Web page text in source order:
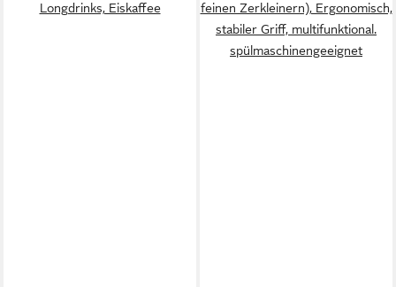
Longdrinks, Eiskaffee
feinen Zerkleinern), Ergonomisch,
stabiler Griff, multifunktional.
spülmaschinengeeignet